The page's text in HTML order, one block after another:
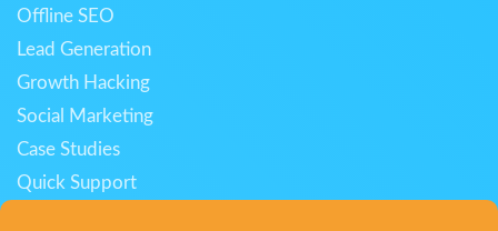
Offline SEO
Lead Generation
Growth Hacking
Social Marketing
Case Studies
Quick Support